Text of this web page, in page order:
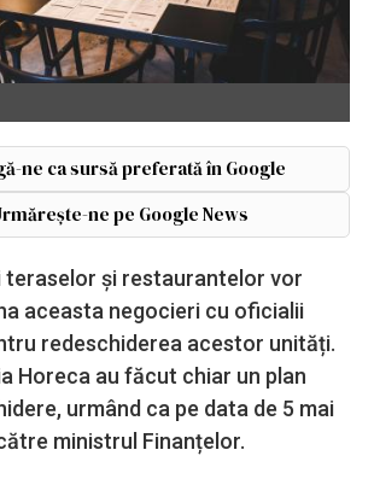
ne ca sursă preferată în Google
ne pe Google News
teraselor și restaurantelor vor
aceasta negocieri cu oficialii
redeschiderea acestor unități.
Horeca au făcut chiar un plan
urmând ca pe data de 5 mai
ministrul Finanțelor.